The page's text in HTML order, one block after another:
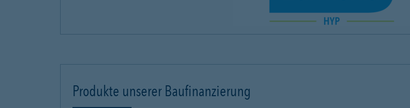
Produkte unserer Baufinanzierung